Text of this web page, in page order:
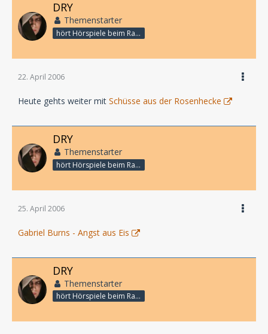
DRY
Themenstarter
hört Hörspiele beim Rasenmähen
22. April 2006
Heute gehts weiter mit Schüsse aus der Rosenhecke
DRY
Themenstarter
hört Hörspiele beim Rasenmähen
25. April 2006
Gabriel Burns - Angst aus Eis
DRY
Themenstarter
hört Hörspiele beim Rasenmähen